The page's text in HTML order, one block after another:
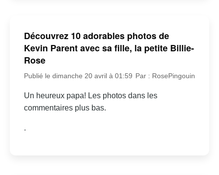
Découvrez 10 adorables photos de
Kevin Parent avec sa fille, la petite Billie-
Rose
Publié le dimanche 20 avril à 01:59 Par : RosePingouin
Un heureux papa! Les photos dans les
commentaires plus bas.
.